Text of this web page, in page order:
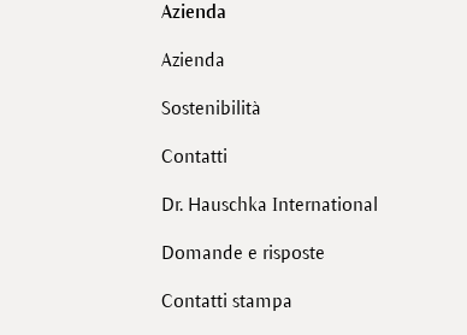
Azienda
Azienda
Sostenibilità
Contatti
Dr. Hauschka International
Domande e risposte
Contatti stampa